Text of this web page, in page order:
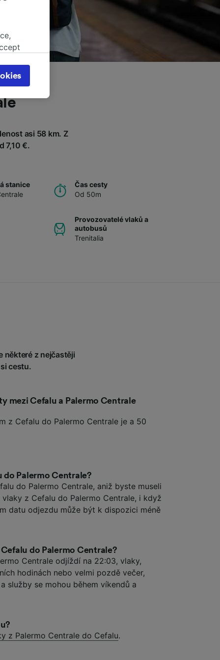
asi 58 km. Z
7,10 €.
stanice
Čas cesty
Od 50m
Provozovatelé vlaků a
autobusů
Trenitalia
některé z nejčastěji
cestu.
mezi Cefalu a Palermo Centrale
z Cefalu do Palermo Centrale je a 50
do Palermo Centrale?
do Palermo Centrale, aniž byste museli
z Cefalu do Palermo Centrale, i když
datu odjezdu může být k dispozici méně
do Palermo Centrale?
Centrale odjíždí na 22:03, vlaky,
hodinách nebo velmi pozdě večer,
služby se mohou během víkendů a
z Palermo Centrale do Cefalu.
page.